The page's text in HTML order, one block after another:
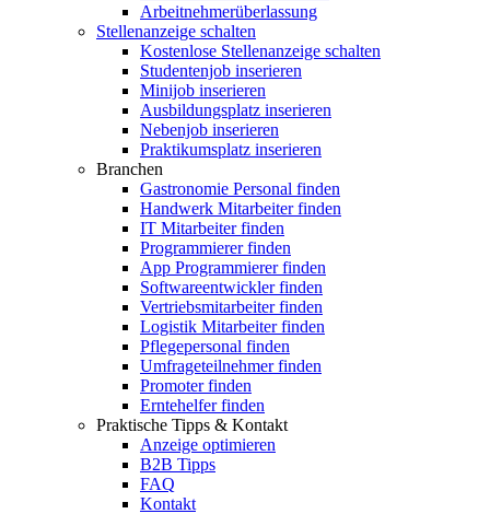
Arbeitnehmerüberlassung
Stellenanzeige schalten
Kostenlose Stellenanzeige schalten
Studentenjob inserieren
Minijob inserieren
Ausbildungsplatz inserieren
Nebenjob inserieren
Praktikumsplatz inserieren
Branchen
Gastronomie Personal finden
Handwerk Mitarbeiter finden
IT Mitarbeiter finden
Programmierer finden
App Programmierer finden
Softwareentwickler finden
Vertriebsmitarbeiter finden
Logistik Mitarbeiter finden
Pflegepersonal finden
Umfrageteilnehmer finden
Promoter finden
Erntehelfer finden
Praktische Tipps & Kontakt
Anzeige optimieren
B2B Tipps
FAQ
Kontakt